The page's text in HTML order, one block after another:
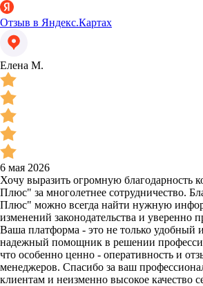
Отзыв в Яндекс.Картах
Елена М.
6 мая 2026
Хочу выразить огромную благодарность
Плюс" за многолетнее сотрудничество.
Плюс" можно всегда найти нужную
изменений законодательства и уверенно
Ваша платформа - это не только удобный
надежный помощник в решении
что особенно ценно - оперативность и
менеджеров. Спасибо за ваш
клиентам и неизменно высокое качество